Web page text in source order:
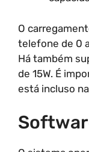
O
telefone de 0
Há também
de 15W. É
está incluso